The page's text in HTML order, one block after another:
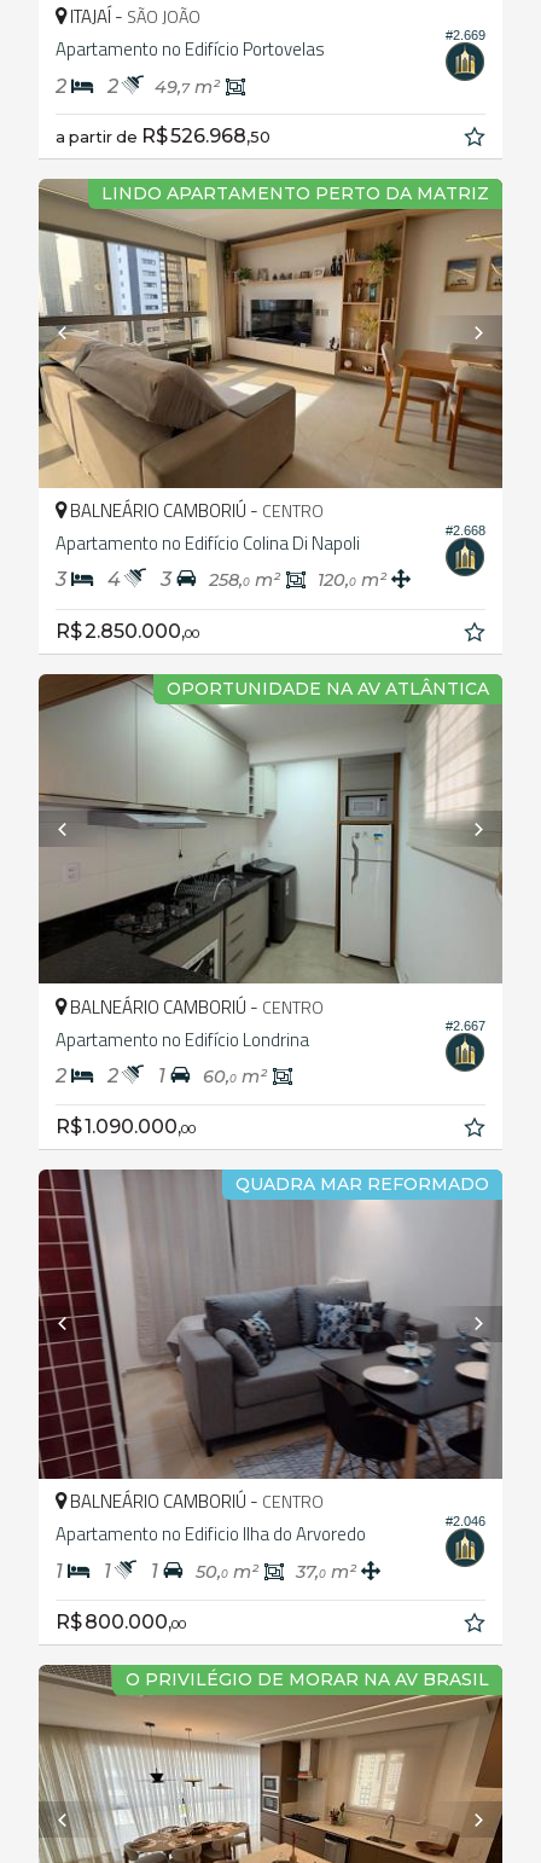
#2.669
ITAJAÍ - SÃO JOÃO
Apartamento no Edifício Portovelas
2 2 49,7m²
a partir de R$ 526.968,50
LINDO APARTAMENTO PERTO DA MATRIZ
#2.668
BALNEÁRIO CAMBORIÚ - CENTRO
Apartamento no Edifício Colina Di Napoli
3 4 3 258,0 m² 120,0 m²
R$ 2.850.000,00
OPORTUNIDADE NA AV ATLÂNTICA
#2.667
BALNEÁRIO CAMBORIÚ - CENTRO
Apartamento no Edifício Londrina
2 2 1 60,0 m²
R$ 1.090.000,00
QUADRA MAR REFORMADO
#2.046
BALNEÁRIO CAMBORIÚ - CENTRO
Apartamento no Edificio Ilha do Arvoredo
1 1 1 50,0 m² 37,0 m²
R$ 800.000,00
O PRIVILÉGIO DE MORAR NA AV BRASIL